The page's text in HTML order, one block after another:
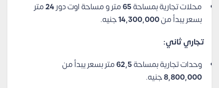
محلات تجارية بمساحة65متر و مساحة اوت دور24متر
بسعر يبدأ من14,300,000جنيه.
تجاري ثاني:
وحدات تجارية بمساحة62,5متر بسعر يبدأ من
8,800,000جنيه.